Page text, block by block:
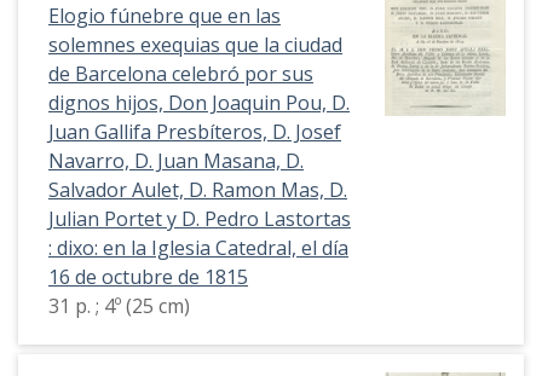
Elogio fúnebre que en las
solemnes exequias que la ciudad
de Barcelona celebró por sus
dignos hijos, Don Joaquin Pou, D.
Juan Gallifa Presbíteros, D. Josef
Navarro, D. Juan Masana, D.
Salvador Aulet, D. Ramon Mas, D.
Julian Portet y D. Pedro Lastortas
: dixo: en la Iglesia Catedral, el día
16 de octubre de 1815
31 p. ; 4º (25 cm)